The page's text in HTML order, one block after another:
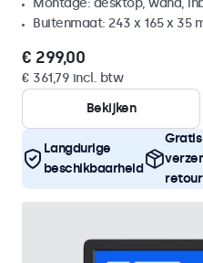
Montage: desktop, wand,
Buitenmaat: 243 x 165 x 35
€ 299,00
€ 361,79 incl. btw
Bekijken
Langdurige
beschikbaarheid
Gratis